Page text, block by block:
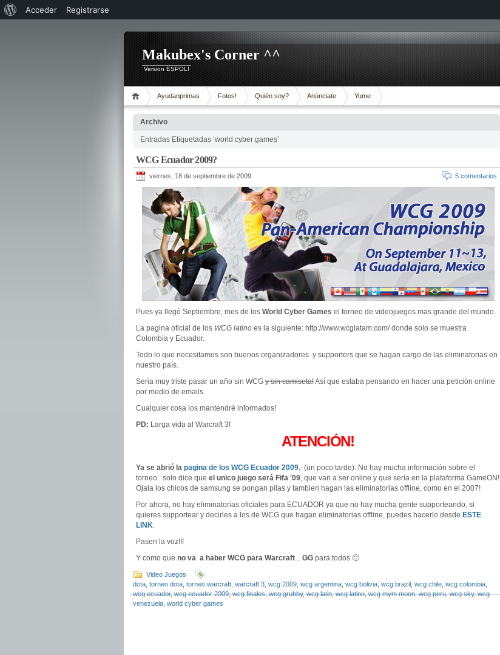
Makubex's Corner ^^
Version ESPOL!
Ayudanprimas Fotos! Quién soy? Anúnciate Yume
Archivo
Entradas Etiquetadas ‘world cyber games’
WCG Ecuador 2009?
viernes, 18 de septiembre de 2009 5 comentarios
Pues ya llegó Septiembre, mes de los World Cyber Games el torneo de videojuegos mas grande del mundo.
La pagina oficial de los WCG latino es la siguiente: http://www.wcglatam.com/ donde solo se muestra
Colombia y Ecuador.
Todo lo que necesitamos son buenos organizadores y supporters que se hagan cargo de las eliminatorias en
nuestro país.
Seria muy triste pasar un año sin WCG y sin camiseta!Así que estaba pensando en hacer una petición online
por medio de emails.
Cualquier cosa los mantendré informados!
PD: Larga vida al Warcraft 3!
ATENCIÓN!
Ya se abrió la pagina de los WCG Ecuador 2009, (un poco tarde). No hay mucha información sobre el
torneo.. solo dice que el unico juego será Fifa '09, que van a ser online y que sería en la plataforma GameON!
Ojala los chicos de samsung se pongan pilas y tambien hagan las eliminatorias offline, como en el 2007!
Por ahora, no hay eliminatorias oficiales para ECUADOR ya que no hay mucha gente supporteando, si
quieres supportear y decirles a los de WCG que hagan eliminatorias offline, puedes hacerlo desde ESTE
LINK.
Pasen la voz!!!
Y como que no va a haber WCG para Warcraft... GG para todos 🙁
Video Juegos
dota torneo dota torneo warcraft warcraft 3 wcg 2009 wcg argentina wcg bolivia wcg brazil wcg chile wcg colombia
wcg ecuador,wcg ecuador 2009,wcg finales,wcg grubby,wcg latin,wcg latino,wcg mym moon,wcg peru,wcg sky,wcg
venezuela world cyber games
Acerca
Acceder Registrarse